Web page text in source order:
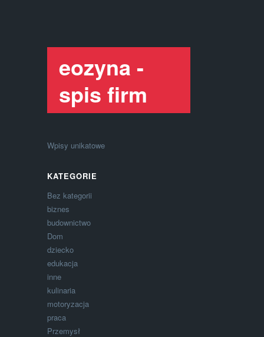
eozyna -
spis firm
Wpisy unikatowe
KATEGORIE
Bez kategorii
biznes
budownictwo
Dom
dziecko
edukacja
inne
kulinaria
motoryzacja
praca
Przemysł